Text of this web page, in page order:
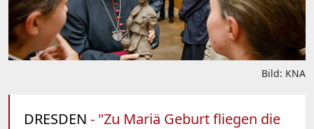
Bild: KNA
DRESDEN - "Zu Mariä Geburt fliegen die